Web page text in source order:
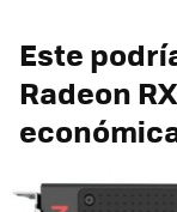
Este
Radeon